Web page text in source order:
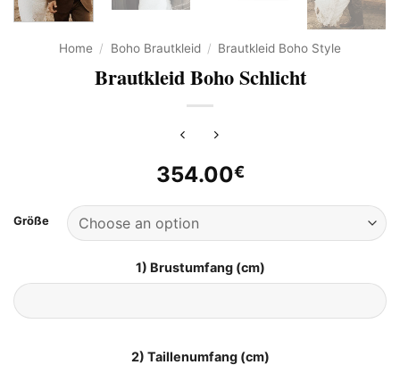
Home / Boho Brautkleid / Brautkleid Boho Style
Brautkleid Boho Schlicht
354.00€
Größe
1) Brustumfang (cm)
2) Taillenumfang (cm)